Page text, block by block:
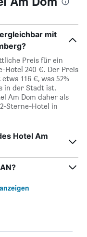
mit
Preis für ein
Hotel 240 €. Der Preis
116 €, was 52%
in der Stadt ist.
Am Dom daher als
Sterne-Hotel in
Hotel Am